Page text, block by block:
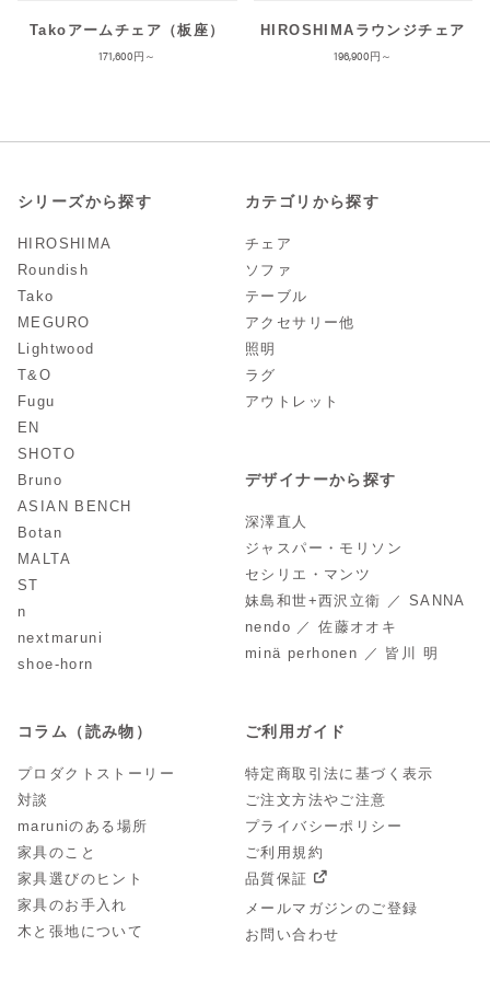
Takoアームチェア（板座）
171,600
HIROSHIMAラウンジチェア
196,900
シリーズから探す
HIROSHIMA
Roundish
Tako
MEGURO
Lightwood
T&O
Fugu
EN
SHOTO
Bruno
ASIAN BENCH
Botan
MALTA
ST
n
nextmaruni
shoe-horn
カテゴリから探す
チェア
ソファ
テーブル
アクセサリー他
照明
ラグ
アウトレット
デザイナーから探す
深澤直人
ジャスパー・モリソン
セシリエ・マンツ
妹島和世+西沢立衛 ／ SANNA
nendo ／ 佐藤オオキ
minä perhonen ／ 皆川 明
コラム（読み物）
プロダクトストーリー
対談
maruniのある場所
家具のこと
家具選びのヒント
家具のお手入れ
木と張地について
ご利用ガイド
特定商取引法に基づく表示
ご注文方法やご注意
プライバシーポリシー
ご利用規約
品質保証
メールマガジンのご登録
お問い合わせ